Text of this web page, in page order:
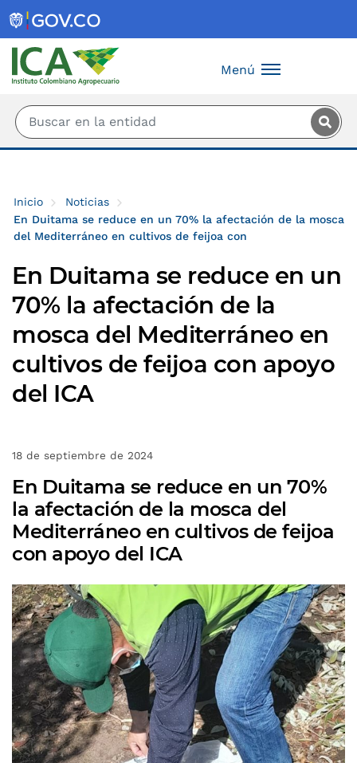
Menú
Inicio
Noticias
En Duitama se reduce en un 70% la afectación de la mosca
del Mediterráneo en cultivos de feijoa con
En Duitama se reduce en un
70% la afectación de la
mosca del Mediterráneo en
cultivos de feijoa con apoyo
del ICA
18 de septiembre de 2024
En Duitama se reduce en un 70%
la afectación de la mosca del
Mediterráneo en cultivos de feijoa
con apoyo del ICA